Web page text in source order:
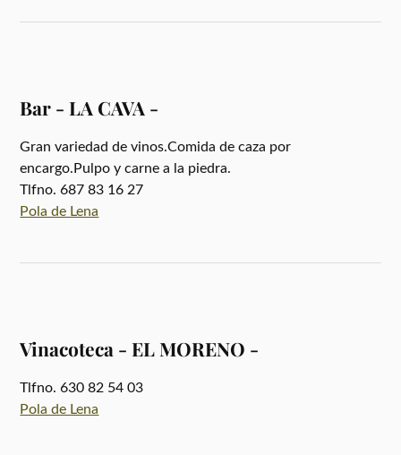
Bar - LA CAVA -
Gran variedad de vinos.Comida de caza por
encargo.Pulpo y carne a la piedra.
Tlfno. 687 83 16 27
Pola de Lena
Vinacoteca - EL MORENO -
Tlfno. 630 82 54 03
Pola de Lena